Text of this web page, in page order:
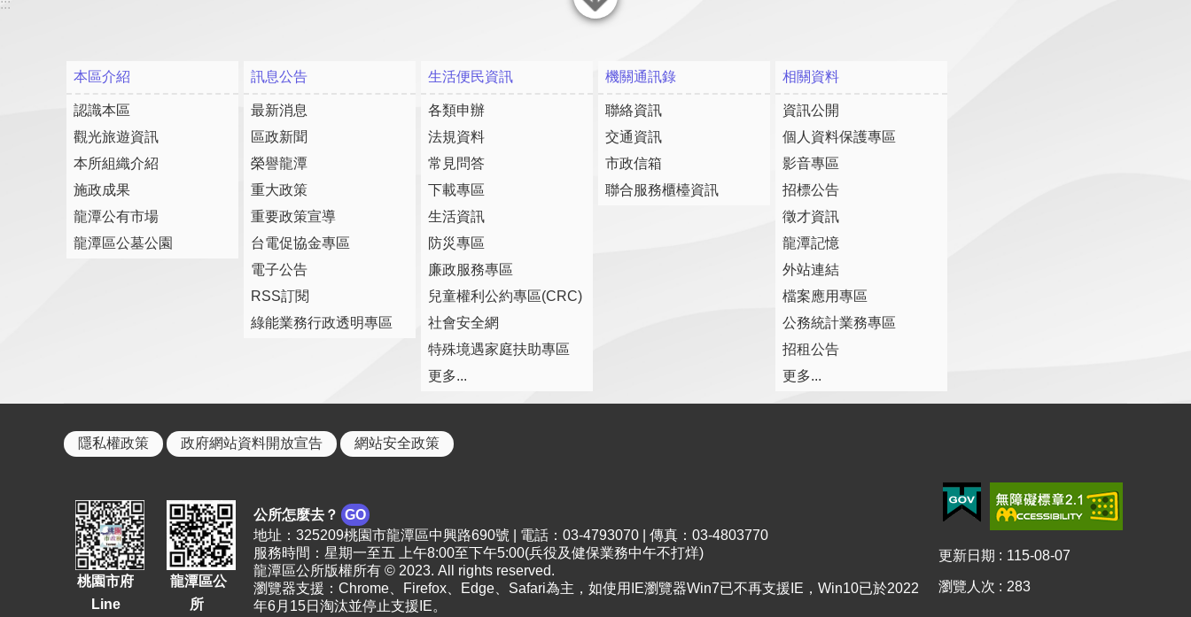
關閉
:::
本區介紹
認識本區
觀光旅遊資訊
本所組織介紹
施政成果
龍潭公有市場
龍潭區公墓公園
訊息公告
最新消息
區政新聞
榮譽龍潭
重大政策
重要政策宣導
台電促協金專區
電子公告
RSS訂閱
綠能業務行政透明專區
生活便民資訊
各類申辦
法規資料
常見問答
下載專區
生活資訊
防災專區
廉政服務專區
兒童權利公約專區(CRC)
社會安全網
特殊境遇家庭扶助專區
更多...
機關通訊錄
聯絡資訊
交通資訊
市政信箱
聯合服務櫃檯資訊
相關資料
資訊公開
個人資料保護專區
影音專區
招標公告
徵才資訊
龍潭記憶
外站連結
檔案應用專區
公務統計業務專區
招租公告
更多...
隱私權政策 政府網站資料開放宣告 網站安全政策
桃園市府
Line
龍潭區公
所
公所怎麼去？
GO
地址：325209桃園市龍潭區中興路690號 | 電話：03-4793070 | 傳真：03-4803770
服務時間：星期一至五 上午8:00至下午5:00(兵役及健保業務中午不打烊)
龍潭區公所版權所有 © 2023. All rights reserved.
瀏覽器支援：Chrome、Firefox、Edge、Safari為主，如使用IE瀏覽器Win7已不再支援IE，Win10已於2022
年6月15日淘汰並停止支援IE。
更新日期 115-08-07
瀏覽人次 283